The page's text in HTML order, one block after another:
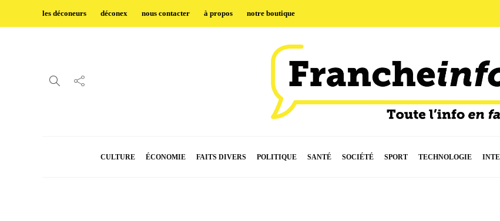
les déconeurs déconex nous contacter à propos notre boutique
CULTURE ÉCONOMIE FAITS DIVERS POLITIQUE SANTÉ SOCIÉTÉ SPORT TECHNOLOGIE